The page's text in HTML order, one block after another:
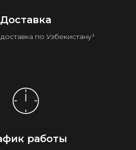
Доставка
по Узбекистану¹
работы